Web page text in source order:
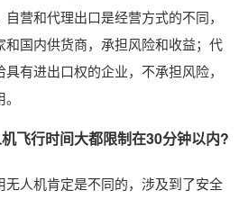
营和代理出口是经营方式的不同，
和国内供货商，承担风险和收益；代
有进出口权的企业，不承担风险，
飞行时间大都限制在30分钟以内?
无人机肯定是不同的，涉及到了安全